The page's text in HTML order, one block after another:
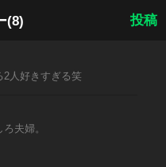
(8) 投稿
2人好きすぎる笑
夫婦。